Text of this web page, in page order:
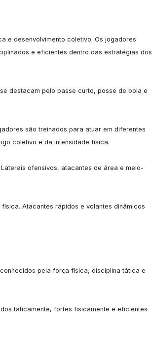
e desenvolvimento coletivo. Os jogadores
e eficientes dentro das estratégias dos
destacam pelo passe curto, posse de bola e
são treinados para atuar em diferentes
coletivo e da intensidade física.
ofensivos, atacantes de área e meio-
Atacantes rápidos e volantes dinâmicos
pela força física, disciplina tática e
taticamente, fortes fisicamente e eficientes